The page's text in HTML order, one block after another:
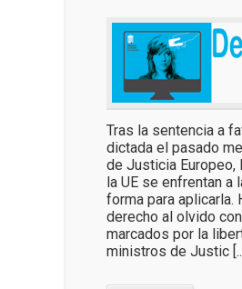
Tras la sentencia a
dictada el pasado
de Justicia
la UE se enfrentan a
forma para aplicarla.
derecho al olvido
marcados por la
ministros de Justic